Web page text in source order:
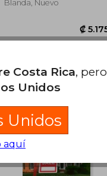
Blanda, Nuevo
Costa Rica, pero
Unidos
Unidos
aquí